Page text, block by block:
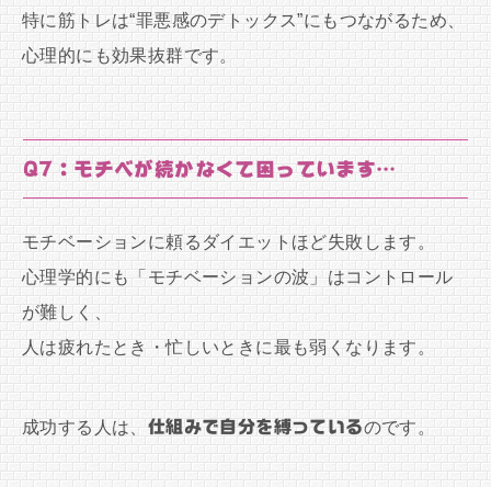
特に筋トレは“罪悪感のデトックス”にもつながるため、
心理的にも効果抜群です。
Q7：モチベが続かなくて困っています…
モチベーションに頼るダイエットほど失敗します。
心理学的にも「モチベーションの波」はコントロール
が難しく、
人は疲れたとき・忙しいときに最も弱くなります。
成功する人は、 仕組みで自分を縛っているのです。